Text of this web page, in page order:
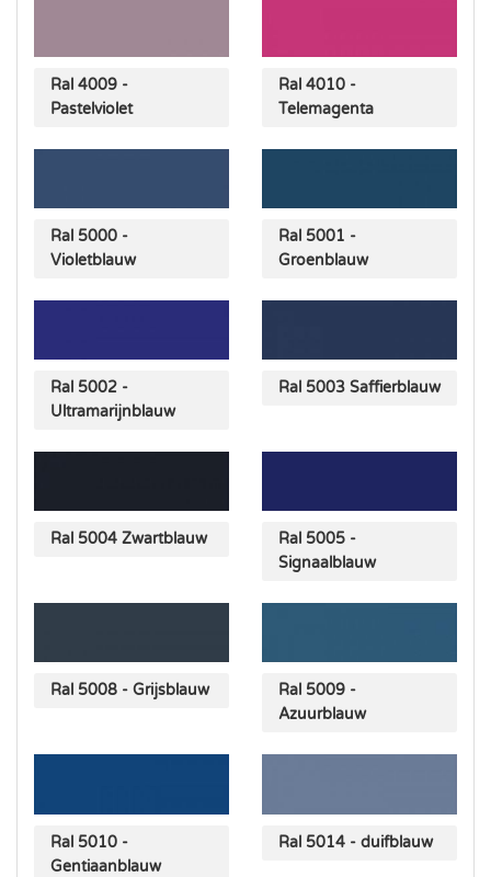
Ral 4009 -
Pastelviolet
Ral 4010 -
Telemagenta
Ral 5000 -
Violetblauw
Ral 5001 -
Groenblauw
Ral 5002 -
Ultramarijnblauw
Ral 5003 Saffierblauw
Ral 5004 Zwartblauw
Ral 5005 -
Signaalblauw
Ral 5008 - Grijsblauw
Ral 5009 -
Azuurblauw
Ral 5010 -
Gentiaanblauw
Ral 5014 - duifblauw